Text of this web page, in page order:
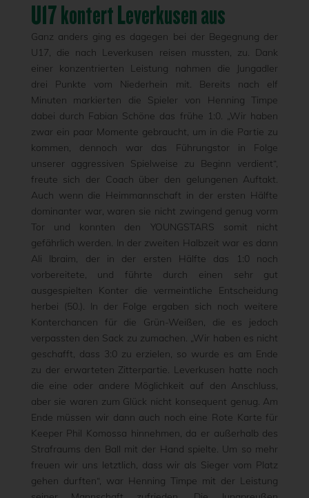
U17 kontert Leverkusen aus
Ganz anders ging es dagegen bei der Begegnung der
U17, die nach Leverkusen reisen mussten, zu. Dank
einer konzentrierten Leistung nahmen die Jungadler
drei Punkte vom Niederhein mit. Bereits nach elf
Minuten markierten die Spieler von Henning Timpe
dabei durch Fabian Schöne das frühe 1:0. „Wir haben
zwar ein paar Momente gebraucht, um in die Partie zu
kommen, dennoch war das Führungstor in Folge
unserer aggressiven Spielweise zu Beginn verdient“,
freute sich der Coach über den gelungenen Auftakt.
Auch wenn die Heimmannschaft in der ersten Hälfte
dominanter war, waren sie nicht zwingend genug vorm
Tor und konnten den YOUNGSTARS somit nicht
gefährlich werden. In der zweiten Halbzeit war es dann
Ali Ibraim, der in der ersten Hälfte das 1:0 noch
vorbereitete, und führte durch einen sehr gut
ausgespielten Konter die vermeintliche Entscheidung
herbei (50.). In der Folge ergaben sich noch weitere
Konterchancen für die Grün-Weißen, die es jedoch
verpassten den Sack zu zumachen. „Wir haben es nicht
geschafft, dass 3:0 zu erzielen, so wurde es am Ende
zu der erwarteten Zitterpartie. Leverkusen hatte noch
die eine oder andere Möglichkeit auf den Anschluss,
aber sie waren zum Glück nicht konsequent genug. Am
Ende müssen wir dann auch noch eine Rote Karte für
Keeper Phil Komossa hinnehmen, da er außerhalb des
Strafraums den Ball mit der Hand spielte. Um so mehr
freuen wir uns letztlich, dass wir als Sieger vom Platz
gehen durften“, war Henning Timpe mit der Leistung